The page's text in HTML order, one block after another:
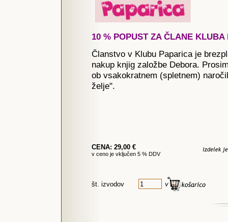
10 % POPUST ZA ČLANE
Članstvo v Klubu Paparica je
nakup knjig založbe Debora.
ob vsakokratnem (spletnem)
želje".
CENA: 29,00 €
v ceno je vključen 5 % DDV
št. izvodov